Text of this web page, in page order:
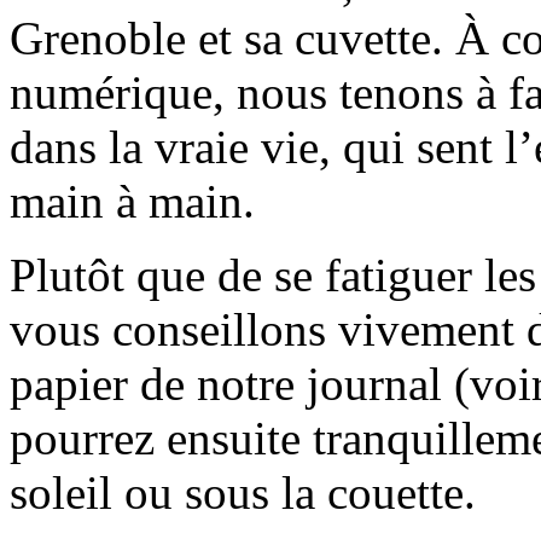
Grenoble et sa cuvette. À
numérique, nous tenons à
dans la vraie vie, qui sent
main à main.
Plutôt que de se fatiguer
vous conseillons vivement
papier de notre journal
pourrez ensuite
soleil ou sous la couette.